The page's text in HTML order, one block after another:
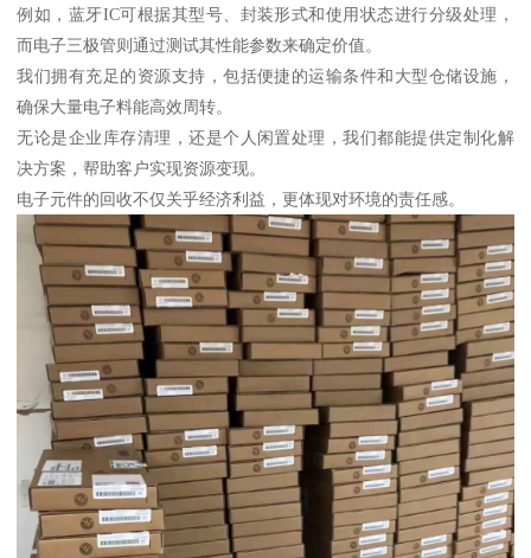
例如，蓝牙IC可根据其型号、封装形式和使用状态进行分级处理，
而电子三极管则通过测试其性能参数来确定价值。
我们拥有充足的资源支持，包括便捷的运输条件和大型仓储设施，
确保大量电子料能高效周转。
无论是企业库存清理，还是个人闲置处理，我们都能提供定制化解
决方案，帮助客户实现资源变现。
电子元件的回收不仅关乎经济利益，更体现对环境的责任感。